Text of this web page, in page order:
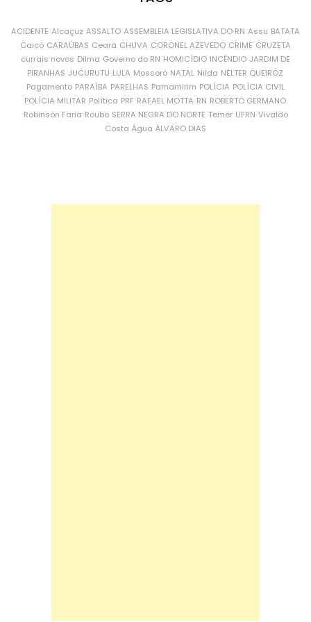
ACIDENTE Alcaçuz ASSALTO ASSEMBLEIA LEGISLATIVA DO RN Assu BATATA
Caicó CARAÚBAS Ceará CHUVA CORONEL AZEVEDO CRIME CRUZETA
currais novos Dilma Governo do RN HOMICÍDIO INCÊNDIO JARDIM DE
PIRANHAS JUCURUTU LULA Mossoró NATAL Nilda NÉLTER QUEIROZ
Pagamento PARAÍBA PARELHAS Parnamirim POLÍCIA POLÍCIA CIVIL
POLÍCIA MILITAR Política PRF RAFAEL MOTTA RN ROBERTO GERMANO
Robinson Faria Roubo SERRA NEGRA DO NORTE Temer UFRN Vivaldo
Costa Água ÁLVARO DIAS